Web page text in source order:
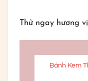
Thử ngay hương
Bánh Kem